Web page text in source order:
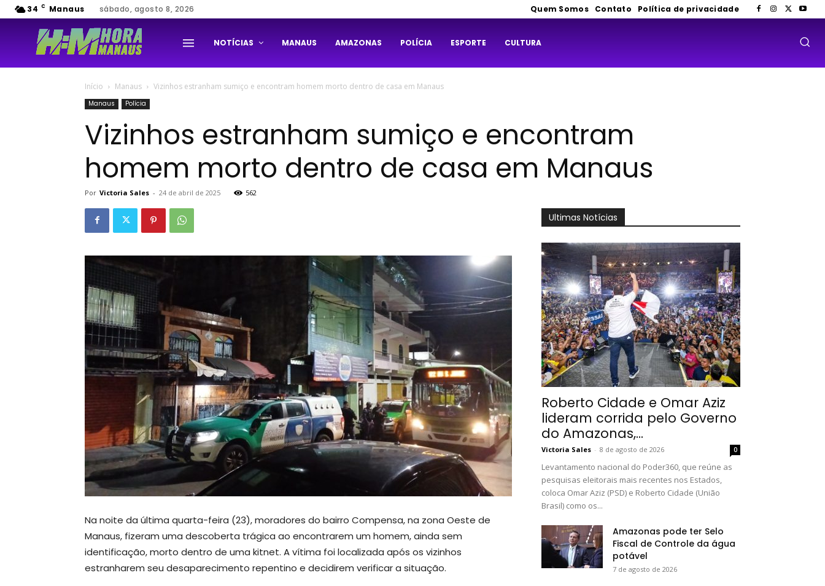
34 C Manaus sábado, agosto 8, 2026 Quem Somos Contato Política de privacidade
NOTÍCIAS MANAUS AMAZONAS POLÍCIA ESPORTE CULTURA
Início Manaus Vizinhos estranham sumiço e encontram homem morto dentro de casa em Manaus
Manaus Polícia
Vizinhos estranham sumiço e encontram
homem morto dentro de casa em Manaus
Por Victoria Sales - 24 de abril de 2025 562
Na noite da última quarta-feira (23), moradores do bairro Compensa, na zona Oeste de
Manaus, fizeram uma descoberta trágica ao encontrarem um homem, ainda sem
identificação, morto dentro de uma kitnet. A vítima foi localizada após os vizinhos
estranharem seu desaparecimento repentino e decidirem verificar a situação.
Ultimas Notícias
Roberto Cidade e Omar Aziz
lideram corrida pelo Governo
do Amazonas,...
Victoria Sales - 8 de agosto de 2026 0
Levantamento nacional do Poder360, que reúne as
pesquisas eleitorais mais recentes nos Estados,
coloca Omar Aziz (PSD) e Roberto Cidade (União
Brasil) como os...
Amazonas pode ter Selo
Fiscal de Controle da água
potável
7 de agosto de 2026